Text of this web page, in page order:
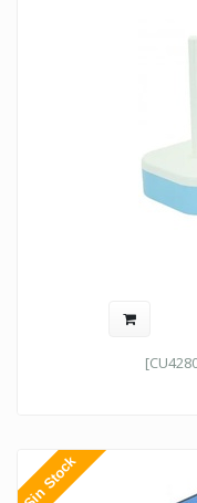
Sin Stock